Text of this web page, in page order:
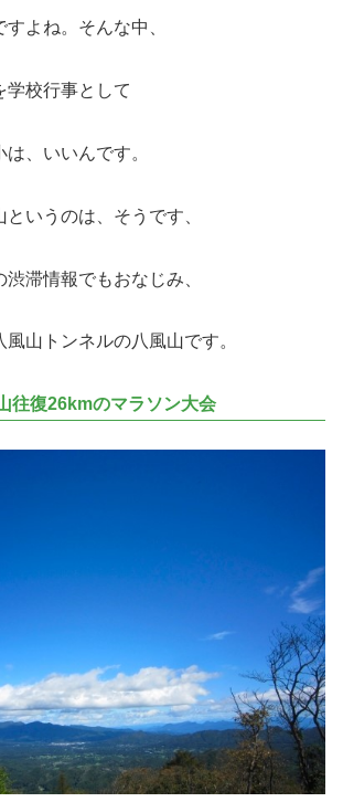
よね。そんな中、
学校行事として
、いいんです。
いうのは、そうです、
渋滞情報でもおなじみ、
山トンネルの八風山です。
往復26kmのマラソン大会